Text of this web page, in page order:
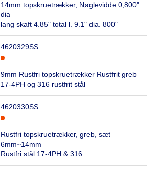
14mm topskruetrækker, Nøglevidde 0,800"
dia
lang skaft 4.85" total l. 9.1" dia. 800"
4620329SS
9mm Rustfri topskruetrækker Rustfrit greb
17-4PH og 316 rustfrit stål
4620330SS
Rustfri topskruetrækker, greb, sæt
6mm~14mm
Rustfri stål 17-4PH & 316